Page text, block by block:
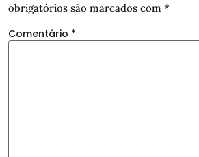
obrigatórios são marcados com *
Comentário *